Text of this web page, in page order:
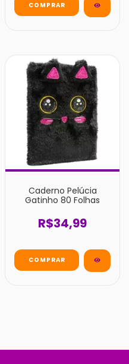
Caderno Pelúcia
Gatinho 80 Folhas
R$34,99